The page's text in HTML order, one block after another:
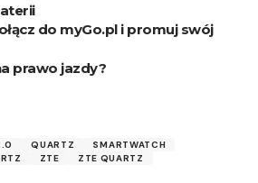
do myGo.pl i promuj swój
prawo jazdy?
QUARTZ
SMARTWATCH
ZTE ZTE QUARTZ